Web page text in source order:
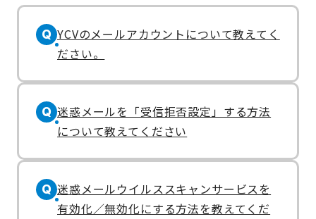
Q YCVのメールアカウントについて教えてく
ださい。
Q 迷惑メールを「受信拒否設定」する方法
について教えてください
Q 迷惑メールウイルススキャンサービスを
有効化／無効化にする方法を教えてくだ